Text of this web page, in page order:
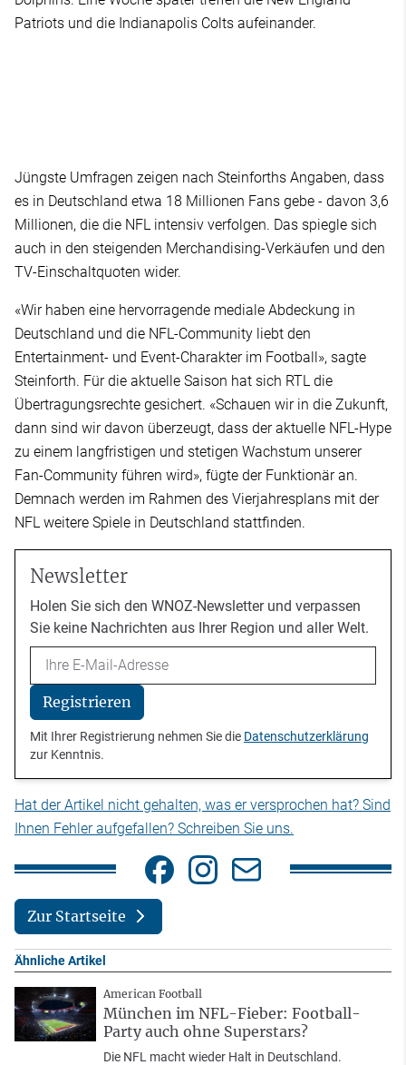
Patriots und die Indianapolis Colts aufeinander.
Jüngste Umfragen zeigen nach Steinforths Angaben, dass
es in Deutschland etwa 18 Millionen Fans gebe - davon 3,6
Millionen, die die NFL intensiv verfolgen. Das spiegle sich
auch in den steigenden Merchandising-Verkäufen und den
TV-Einschaltquoten wider.
«Wir haben eine hervorragende mediale Abdeckung in
Deutschland und die NFL-Community liebt den
Entertainment- und Event-Charakter im Football», sagte
Steinforth. Für die aktuelle Saison hat sich RTL die
Übertragungsrechte gesichert. «Schauen wir in die Zukunft,
dann sind wir davon überzeugt, dass der aktuelle NFL-Hype
zu einem langfristigen und stetigen Wachstum unserer
Fan-Community führen wird», fügte der Funktionär an.
Demnach werden im Rahmen des Vierjahresplans mit der
NFL weitere Spiele in Deutschland stattfinden.
Newsletter
Holen Sie sich den WNOZ-Newsletter und verpassen
Sie keine Nachrichten aus Ihrer Region und aller Welt.
Email
Registrieren
Mit Ihrer Registrierung nehmen Sie die Datenschutzerklärung
zur Kenntnis.
Hat der Artikel nicht gehalten, was er versprochen hat? Sind
Ihnen Fehler aufgefallen? Schreiben Sie uns.
Zur Startseite
Ähnliche Artikel
American Football
München im NFL-Fieber: Football-
Party auch ohne Superstars?
Die NFL macht wieder Halt in Deutschland.